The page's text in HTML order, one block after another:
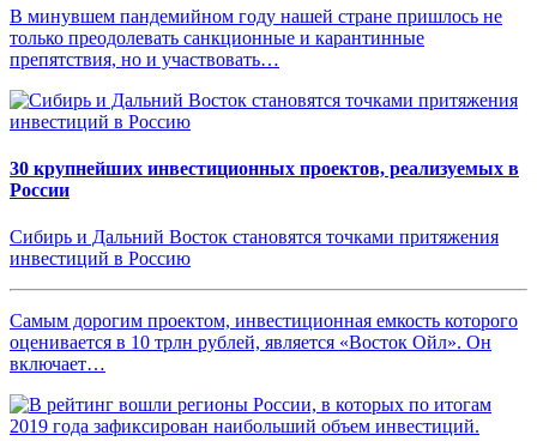
В минувшем пандемийном году нашей стране пришлось не
только преодолевать санкционные и карантинные
препятствия, но и участвовать…
30 крупнейших инвестиционных проектов, реализуемых в
России
Сибирь и Дальний Восток становятся точками притяжения
инвестиций в Россию
Самым дорогим проектом, инвестиционная емкость которого
оценивается в 10 трлн рублей, является «Восток Ойл». Он
включает…